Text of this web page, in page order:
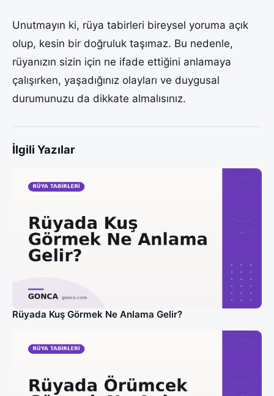
Unutmayın ki, rüya tabirleri bireysel yoruma açık
olup, kesin bir doğruluk taşımaz. Bu nedenle,
rüyanızın sizin için ne ifade ettiğini anlamaya
çalışırken, yaşadığınız olayları ve duygusal
durumunuzu da dikkate almalısınız.
İlgili Yazılar
Rüyada Kuş Görmek Ne Anlama Gelir?